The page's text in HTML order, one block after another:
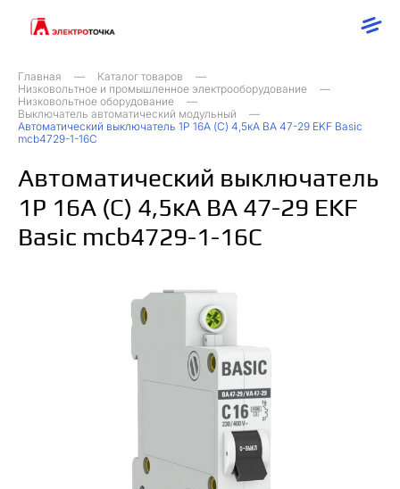
Главная
Каталог товаров
Низковольтное и промышленное электрооборудование
Низковольтное оборудование
Выключатель автоматический модульный
Автоматический выключатель 1P 16А (C) 4,5кА ВА 47-29 EKF Basic
mcb4729-1-16C
Автоматический выключатель
1P 16А (C) 4,5кА ВА 47-29 EKF
Basic mcb4729-1-16C